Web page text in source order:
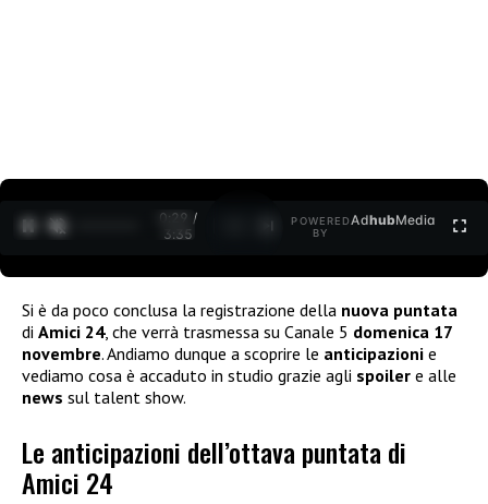
0:30 /
3:35
POWERED
BY
AdhubMedia
Si è da poco conclusa la registrazione della nuova puntata
di Amici 24, che verrà trasmessa su Canale 5 domenica 17
novembre. Andiamo dunque a scoprire le anticipazioni e
vediamo cosa è accaduto in studio grazie agli spoiler e alle
news sul talent show.
Le anticipazioni dell’ottava puntata di
Amici 24